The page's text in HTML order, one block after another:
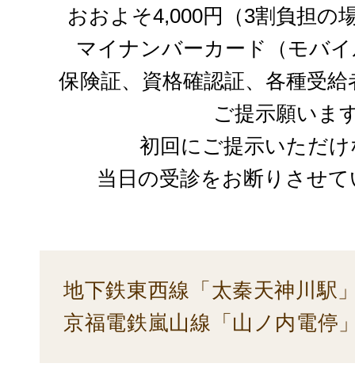
おおよそ4,000円（3割負担の
マイナンバーカード（モバ
保険証、資格確認証、各種受
ご提示願いま
初回にご提示いただ
当日の受診をお断りさせ
地下鉄東西線「太秦天神川駅
京福電鉄嵐山線「山ノ内電停